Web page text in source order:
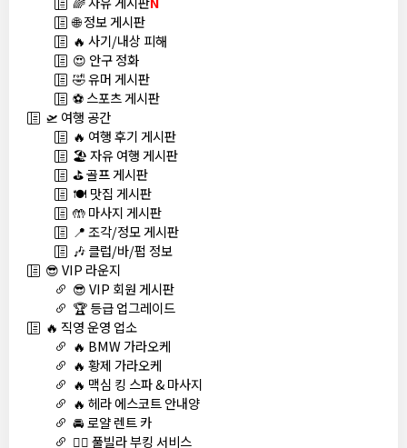
🌐 정보 게시판
🔥 사기/내상 피해
😍 안구 정화
🤣 유머 게시판
⚽ 스포츠 게시판
🛫 여행 공간
🔥 여행 후기 게시판
🏖️ 자유 여행 게시판
⛳ 골프 게시판
🍽️ 맛집 게시판
🤲 마사지 게시판
📍 조각/정모 게시판
🎶 클럽/바/펍 정보
😎 VIP 라운지
😎 VIP 회원 게시판
🏆 등급 업그레이드
🔥 직영 운영 업소
🔥 BMW 가라오케
🔥 황제 가라오케
🔥 맥심 킹 스파 & 마사지
🔥 헤라 에스코트 안내양
🚘 로얄 렌트 카
🏊‍♀️ 풀빌라 부킹 서비스